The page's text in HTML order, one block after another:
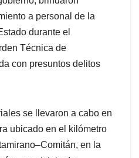
a personal de la
durante el
Técnica de
con presuntos delitos
se llevaron a cabo en
ubicado en el kilómetro
en la